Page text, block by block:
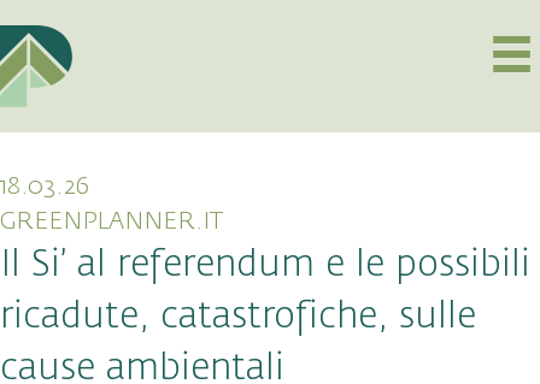
18.03.26
GREENPLANNER.IT
Il Si’ al referendum e le possibili
ricadute, catastrofiche, sulle
cause ambientali